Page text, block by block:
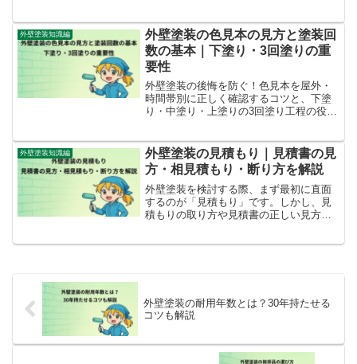
い資金計画に役立ちます。
外壁塗装知識編
外壁塗装の色見本の見方と塗装回
数の基本｜下塗り・3回塗りの重
要性
外壁塗装の後悔を防ぐ！色見本を屋外・
時間帯別に正しく確認するコツと、下塗
り・中塗り・上塗りの3回塗り工程の役割
外壁塗装知識編
外壁塗装の見積もり｜見積書の見
方・相見積もり・断り方を解説
外壁塗装を検討する際、まず最初に直面
するのが「見積もり」です。しかし、見
積もりの取り方や見積書の正しい見方、
外壁塗装の耐用年数とは？30年持たせる
コツも解説